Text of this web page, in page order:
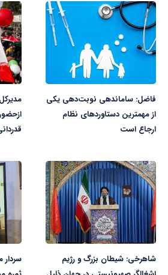
فاضل: ساماندهی نوبت‌دهی یکی
از مهمترین دستاوردهای نظام
ارجاع است
شاهرخی: شیطان بزرگ و رژیم
سردار